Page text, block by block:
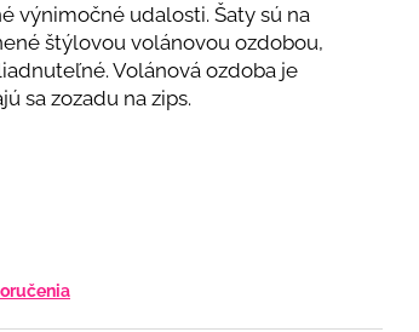
výnimočné udalosti. Šaty sú na
štýlovou volánovou ozdobou,
Volánová ozdoba je
sa zozadu na zips.